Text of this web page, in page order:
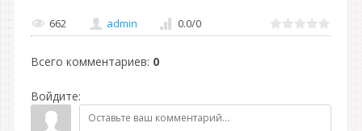
662 admin 0.0/0
Всего комментариев: 0
Войдите: